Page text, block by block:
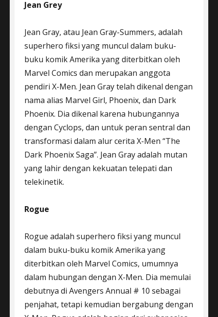
Jean Grey
Jean Gray, atau Jean Gray-Summers, adalah
superhero fiksi yang muncul dalam buku-
buku komik Amerika yang diterbitkan oleh
Marvel Comics dan merupakan anggota
pendiri X-Men. Jean Gray telah dikenal dengan
nama alias Marvel Girl, Phoenix, dan Dark
Phoenix. Dia dikenal karena hubungannya
dengan Cyclops, dan untuk peran sentral dan
transformasi dalam alur cerita X-Men “The
Dark Phoenix Saga”. Jean Gray adalah mutan
yang lahir dengan kekuatan telepati dan
telekinetik.
Rogue
Rogue adalah superhero fiksi yang muncul
dalam buku-buku komik Amerika yang
diterbitkan oleh Marvel Comics, umumnya
dalam hubungan dengan X-Men. Dia memulai
debutnya di Avengers Annual # 10 sebagai
penjahat, tetapi kemudian bergabung dengan